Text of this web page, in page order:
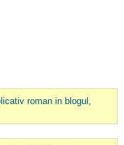
roman in blogul,